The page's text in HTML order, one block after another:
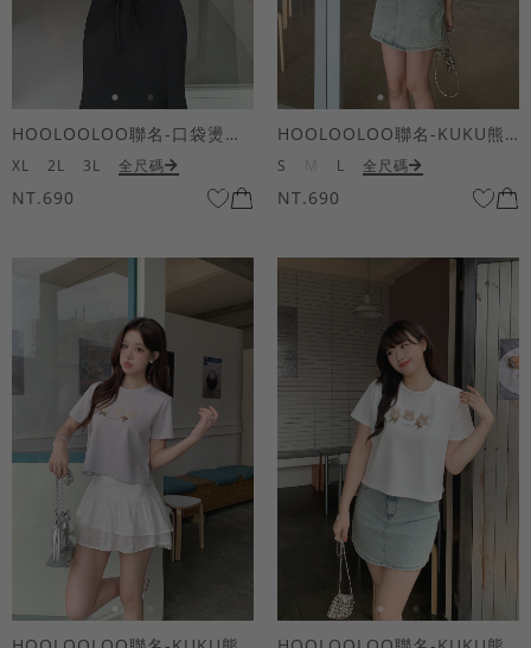
HOOLOOLOO聯名-口袋燙金KUKU熊短袖上衣
XL 2L 3L 全尺碼
NT.690
HOOLOOLOO聯名-KUKU熊蝴蝶結短袖上衣
S L 全尺碼
NT.690